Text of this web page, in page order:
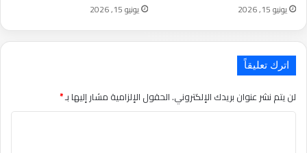
يونيو 15, 2026 يونيو 15, 2026
اترك تعليقاً
لن يتم نشر عنوان بريدك الإلكتروني.الحقول الإلزامية مشار إليها بـ*